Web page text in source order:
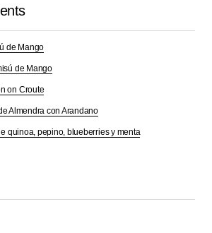
de Mango
de Mango
on Croute
Almendra con Arandano
quinoa, pepino, blueberries y menta